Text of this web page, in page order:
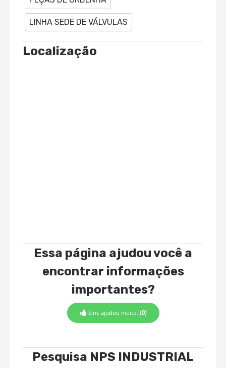
LINHA SEDE DE VÁLVULAS
Localização
Essa página ajudou você a
encontrar informações
importantes?
Sim, ajudou muito. (0)
Pesquisa NPS INDUSTRIAL